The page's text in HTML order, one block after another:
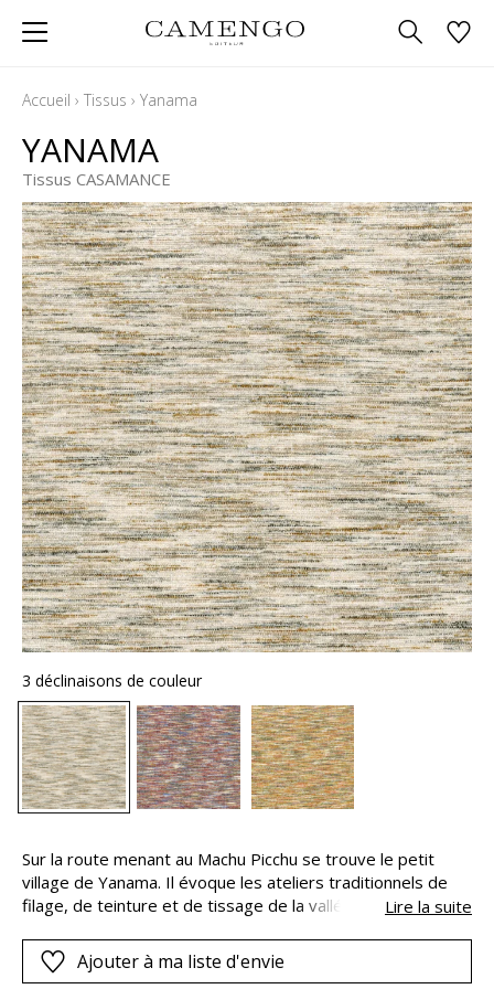
Accueil › Tissus › Yanama
YANAMA
Tissus CASAMANCE
3 déclinaisons de couleur
Sur la route menant au Machu Picchu se trouve le petit
village de Yanama. Il évoque les ateliers traditionnels de
filage, de teinture et de tissage de la vallée sacrée. Le
mélangé multicolore. Selon les versions, il peut associer
jusqu’à sept teintes distinctes et présente un tissage
Lire la suite
Ajouter à ma liste d'envie